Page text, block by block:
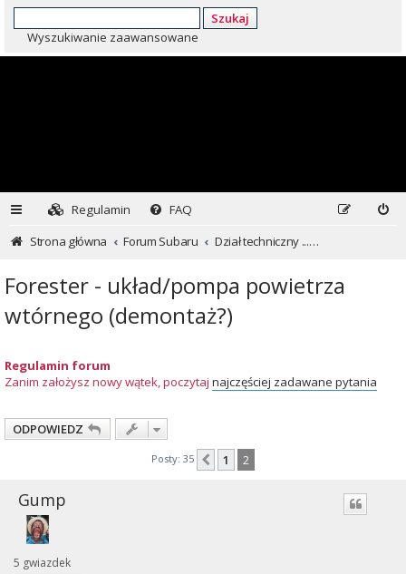
Szukaj
Wyszukiwanie zaawansowane
Regulamin
FAQ
Strona główna
Forum Subaru Dział techniczny ...czyli dla kochających inaczej
Forester - układ/pompa powietrza
wtórnego (demontaż?)
Regulamin forum
Zanim założysz nowy wątek, poczytaj najczęściej zadawane pytania
ODPOWIEDZ
Posty: 35 Poprzednia
1 2
Gump
5 gwiazdek